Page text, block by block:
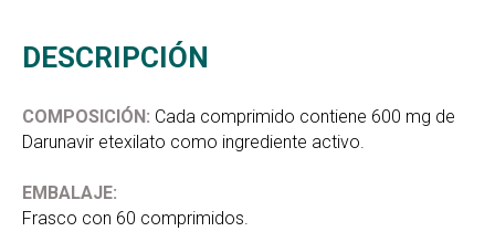
DESCRIPCIÓN
COMPOSICIÓN: Cada comprimido contiene 600 mg de
Darunavir etexilato como ingrediente activo.
EMBALAJE:
Frasco con 60 comprimidos.